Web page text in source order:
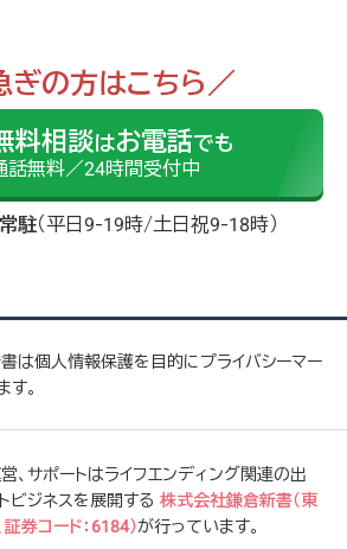
ぎの方はこちら／
料相談はお電話でも
話無料／24時間受付中
駐（平日9-19時/土日祝9-18時）
は個人情報保護を目的にプライバシーマー
す。
営、サポートはライフエンディング関連の出
ビジネスを展開する 株式会社鎌倉新書（東
券コード：6184）が行っています。